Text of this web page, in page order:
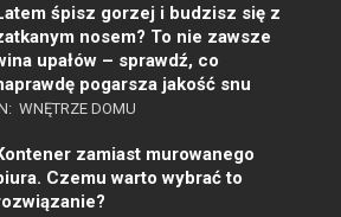
śpisz gorzej i budzisz się z
nosem? To nie zawsze
upałów – sprawdź, co
pogarsza jakość snu
WNĘTRZE DOMU
zamiast murowanego
Czemu warto wybrać to